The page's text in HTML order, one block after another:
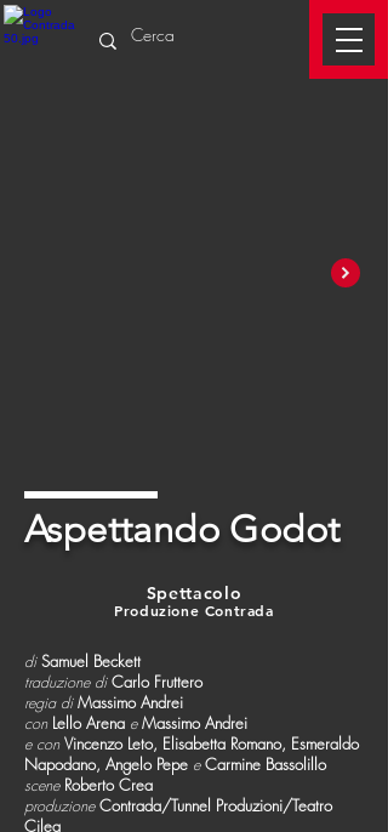
Aspettando Godot
Produzione Contrada
Spettacolo
diSamuel Beckett
traduzione diCarlo Fruttero
regia diMassimo Andrei
con Lello Arena eMassimo Andrei
e conVincenzo Leto, Elisabetta Romano, Esmeraldo
Napodano, Angelo Pepe eCarmine Bassolillo
scene Roberto Crea
produzioneContrada/Tunnel Produzioni/Teatro
Cilea